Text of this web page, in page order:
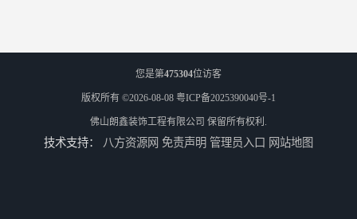
您是第475304位访客
版权所有 ©2026-08-08 粤ICP备2025390040号-1
佛山朗鑫装饰工程有限公司 保留所有权利.
技术支持： 八方资源网 免责声明 管理员入口 网站地图